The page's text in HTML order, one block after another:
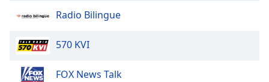
cancel
close
window.
Radio Bilingue
570 KVI
FOX News Talk